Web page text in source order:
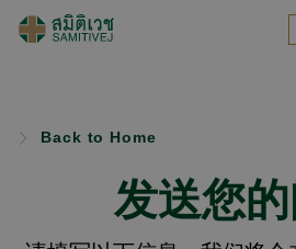
Back to Home
发送您的